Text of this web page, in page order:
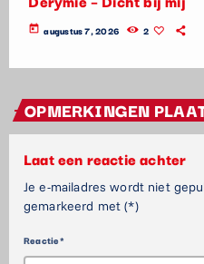
today augustus 7, 2026 2
OPMERKINGEN
Laat een reactie achter
Je e-mailadres wordt niet
gemarkeerd met (*)
Reactie*